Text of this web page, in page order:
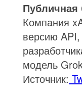
Публичная
Компания
версию
модель
Источник: